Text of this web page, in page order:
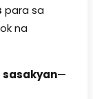
para sa
na
sasakyan—